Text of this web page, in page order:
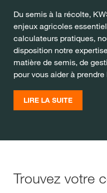
Du semis à la récolte,
enjeux agricoles
calculateurs pratiques,
disposition notre
matière de semis, de
pour vous aider à
LIRE LA SUITE
Trouvez votre